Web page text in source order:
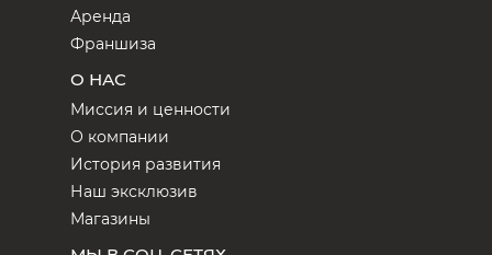
Аренда
Франшиза
О НАС
Миссия и ценности
О компании
История развития
Наш эксклюзив
Магазины